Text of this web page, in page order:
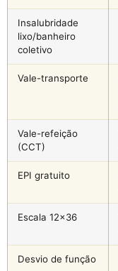
Insalubridade
lixo/banheiro
coletivo
Vale-transporte
Vale-refeição
(CCT)
EPI gratuito
Escala 12×36
Desvio de função